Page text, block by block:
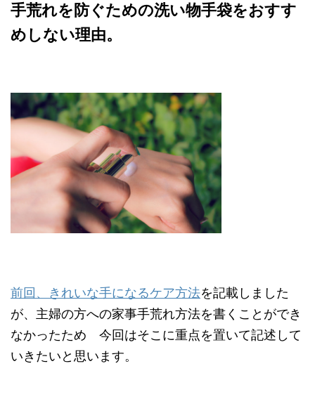
手荒れを防ぐための洗い物手袋をおすす
めしない理由。
前回、きれいな手になるケア方法を記載しました
が、主婦の方への家事手荒れ方法を書くことができ
なかったため 今回はそこに重点を置いて記述して
いきたいと思います。